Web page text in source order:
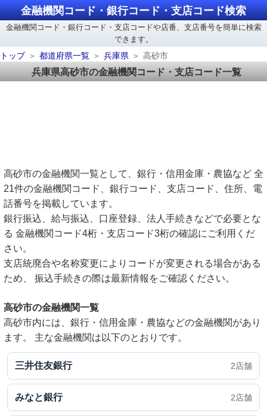
金融機関コード・銀行コード・支店コード検索
金融機関コード・銀行コード・支店コードや店番、支店番号を簡単に検索
できます。
トップ
都道府県一覧 兵庫県 高砂市
兵庫県高砂市の金融機関コード・支店コード一覧
高砂市の金融機関一覧として、銀行・信用金庫・農協など 全
21件の金融機関コード、銀行コード、支店コード、住所、電
話番号を掲載しています。
銀行振込、給与振込、口座登録、法人手続きなどで必要とな
る 金融機関コード4桁・支店コード3桁の確認にご利用くだ
さい。
支店統廃合や名称変更によりコードが変更される場合がある
ため、 振込手続きの際は最新情報をご確認ください。
高砂市の金融機関一覧
高砂市内には、銀行・信用金庫・農協などの金融機関があり
ます。 主な金融機関は以下のとおりです。
三井住友銀行 2店舗
みなと銀行 2店舗